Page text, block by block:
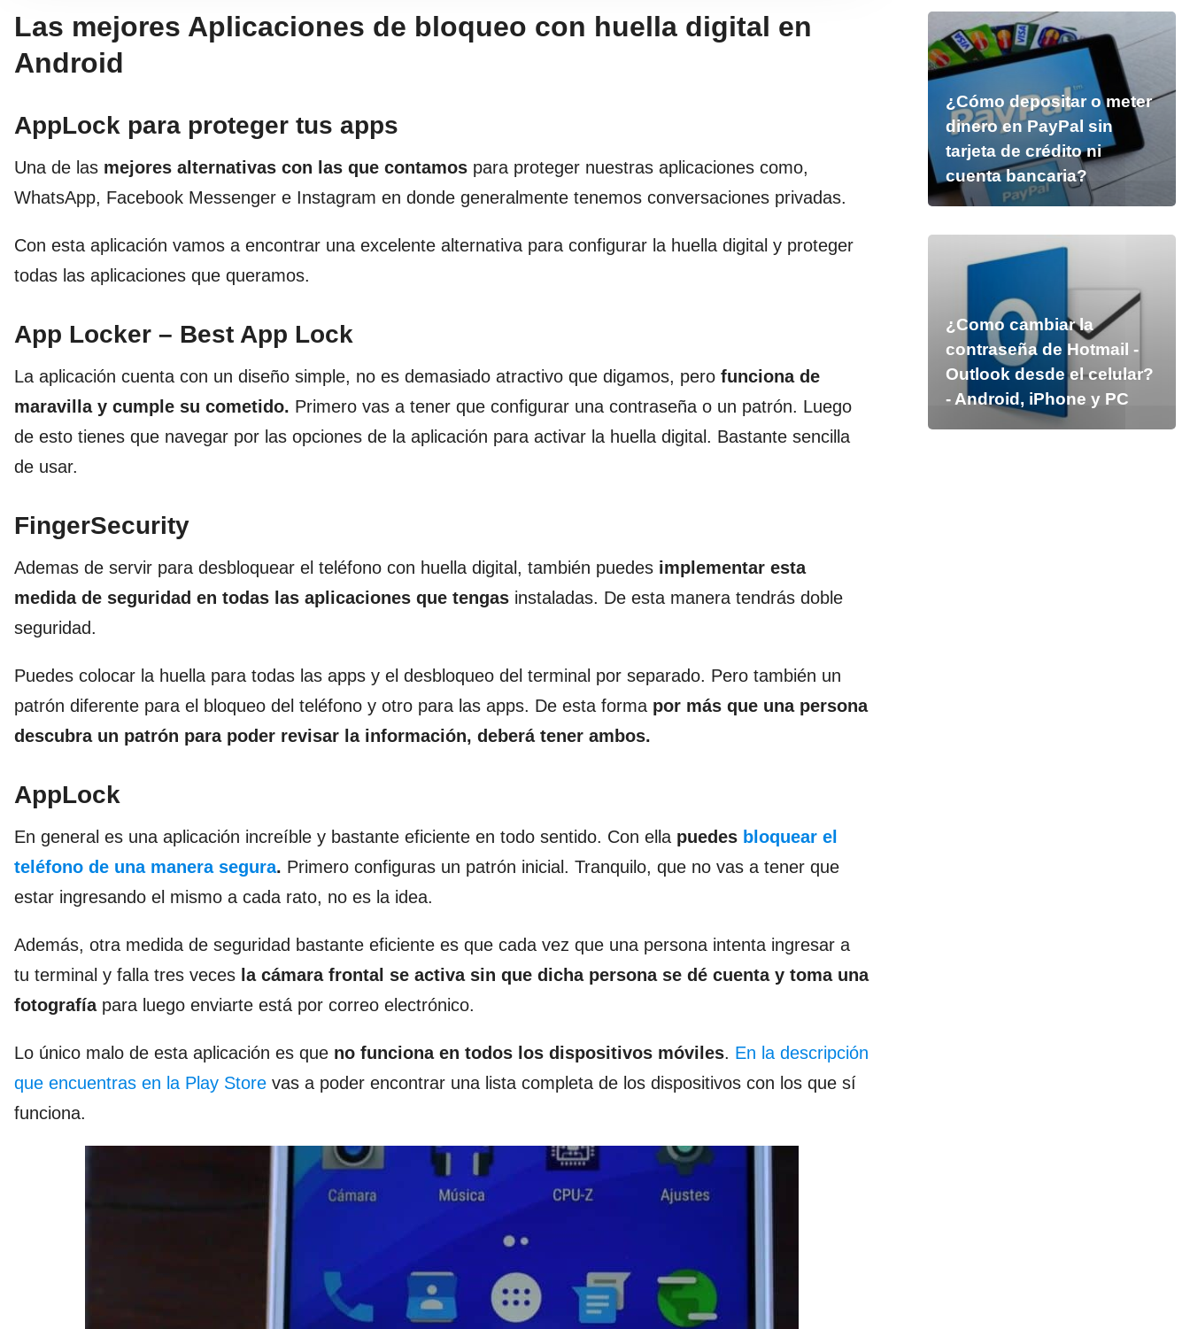
Las mejores Aplicaciones de bloqueo con huella digital en
Android
AppLock para proteger tus apps
Una de las mejores alternativas con las que contamos para proteger nuestras aplicaciones como,
WhatsApp, Facebook Messenger e Instagram en donde generalmente tenemos conversaciones privadas.
Con esta aplicación vamos a encontrar una excelente alternativa para configurar la huella digital y proteger
todas las aplicaciones que queramos.
App Locker – Best App Lock
La aplicación cuenta con un diseño simple, no es demasiado atractivo que digamos, pero funciona de
maravilla y cumple su cometido. Primero vas a tener que configurar una contraseña o un patrón. Luego
de esto tienes que navegar por las opciones de la aplicación para activar la huella digital. Bastante sencilla
de usar.
FingerSecurity
Ademas de servir para desbloquear el teléfono con huella digital, también puedes implementar esta
medida de seguridad en todas las aplicaciones que tengas instaladas. De esta manera tendrás doble
seguridad.
Puedes colocar la huella para todas las apps y el desbloqueo del terminal por separado. Pero también un
patrón diferente para el bloqueo del teléfono y otro para las apps. De esta forma por más que una persona
descubra un patrón para poder revisar la información, deberá tener ambos.
AppLock
En general es una aplicación increíble y bastante eficiente en todo sentido. Con ella puedes bloquear el
teléfono de una manera segura. Primero configuras un patrón inicial. Tranquilo, que no vas a tener que
estar ingresando el mismo a cada rato, no es la idea.
Además, otra medida de seguridad bastante eficiente es que cada vez que una persona intenta ingresar a
tu terminal y falla tres veces la cámara frontal se activa sin que dicha persona se dé cuenta y toma una
fotografíapara luego enviarte está por correo electrónico.
Lo único malo de esta aplicación es que no funciona en todos los dispositivos móviles. En la descripción
que encuentras en la Play Store vas a poder encontrar una lista completa de los dispositivos con los que sí
funciona.
¿Cómo depositar o meter
dinero en PayPal sin
tarjeta de crédito ni
cuenta bancaria?
¿Como cambiar la
contraseña de Hotmail -
Outlook desde el celular?
- Android, iPhone y PC